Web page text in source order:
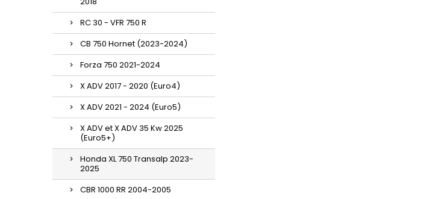
RC 30 - VFR 750 R
CB 750 Hornet (2023-2024)
Forza 750 2021-2024
X ADV 2017 - 2020 (Euro4)
X ADV 2021 - 2024 (Euro5)
X ADV et X ADV 35 Kw 2025
(Euro5+)
Honda XL 750 Transalp 2023-
2025
CBR 1000 RR 2004-2005